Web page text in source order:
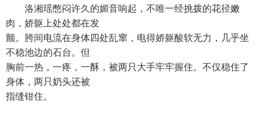
洛湘瑶憋闷许久的媚音响起，不唯一经挑拨的花径嫩
肉，娇躯上处处都在发
颤。胯间电流在身体四处乱窜，电得娇躯酸软无力，几乎坐
不稳池边的石台。但
胸前一热，一疼，一酥，被两只大手牢牢握住。不仅稳住了
身体，两只奶头还被
指缝钳住。